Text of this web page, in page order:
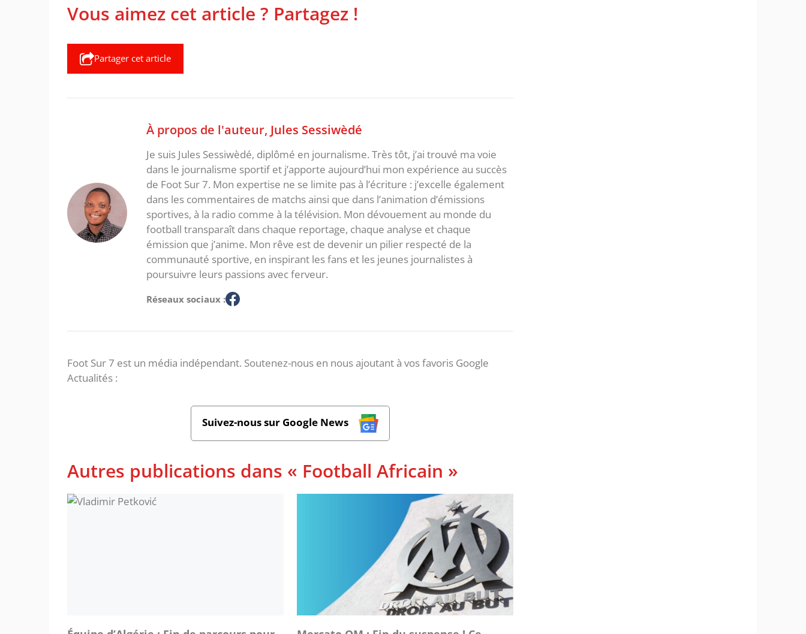
Vous aimez cet article ? Partagez !
Partager cet article
À propos de l'auteur, Jules Sessiwèdé
Je suis Jules Sessiwèdé, diplômé en journalisme. Très tôt, j’ai trouvé ma voie
dans le journalisme sportif et j’apporte aujourd’hui mon expérience au succès
de Foot Sur 7. Mon expertise ne se limite pas à l’écriture : j’excelle également
dans les commentaires de matchs ainsi que dans l’animation d’émissions
sportives, à la radio comme à la télévision. Mon dévouement au monde du
football transparaît dans chaque reportage, chaque analyse et chaque
émission que j’anime. Mon rêve est de devenir un pilier respecté de la
communauté sportive, en inspirant les fans et les jeunes journalistes à
poursuivre leurs passions avec ferveur.
Réseaux sociaux :
Foot Sur 7 est un média indépendant. Soutenez-nous en nous ajoutant à vos favoris Google
Actualités :
Suivez-nous sur Google News
Autres publications dans « Football Africain »